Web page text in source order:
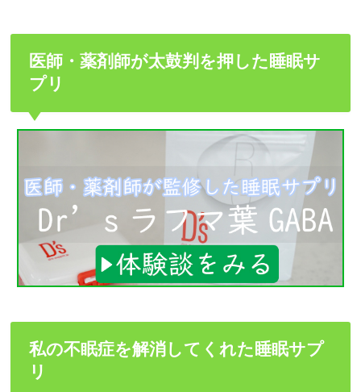
医師・薬剤師が太鼓判を押した睡眠サ
プリ
私の不眠症を解消してくれた睡眠サプ
リ